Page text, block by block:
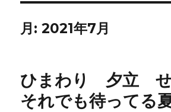
月:2021年7月
ひまわり 夕立
それでも待ってる